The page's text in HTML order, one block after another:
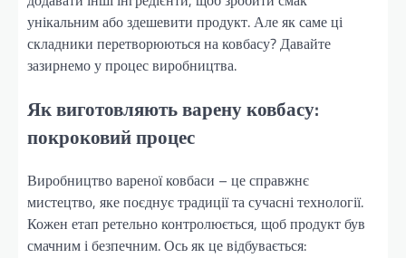
унікальним або здешевити продукт. Але як саме ці
складники перетворюються на ковбасу? Давайте
зазирнемо у процес виробництва.
Як виготовляють варену ковбасу:
покроковий процес
Виробництво вареної ковбаси – це справжнє
мистецтво, яке поєднує традиції та сучасні технології.
Кожен етап ретельно контролюється, щоб продукт був
смачним і безпечним. Ось як це відбувається: